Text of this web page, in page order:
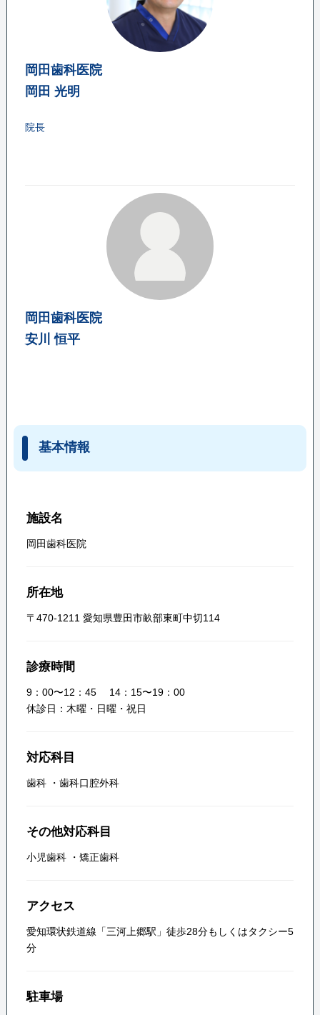
岡田歯科医院
岡田 光明
院長
岡田歯科医院
安川 恒平
基本情報
施設名
岡田歯科医院
所在地
〒470-1211 愛知県豊田市畝部東町中切114
診療時間
9：00〜12：45 14：15〜19：00
休診日：木曜・日曜・祝日
対応科目
歯科 ・ 歯科口腔外科
その他対応科目
小児歯科 ・ 矯正歯科
アクセス
愛知環状鉄道線「三河上郷駅」徒歩28分もしくはタクシー5
分
駐車場